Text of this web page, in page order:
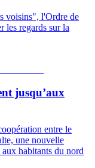
voisins", l'Ordre de
les regards sur la
jusqu’aux
entre le
une nouvelle
habitants du nord